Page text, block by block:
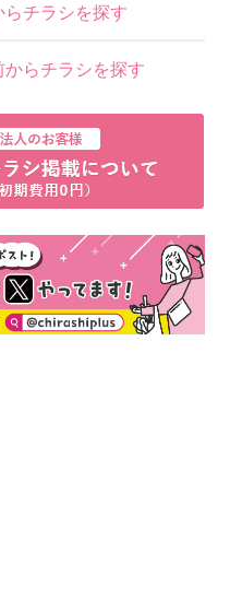
チラシを探す
からチラシを探す